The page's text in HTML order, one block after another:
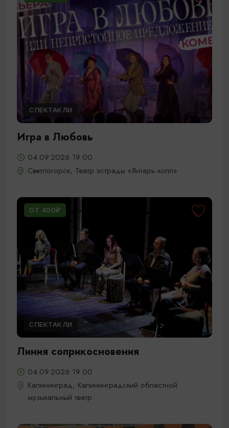
СПЕКТАКЛИ
Игра в Любовь
04.09.2026 19:00
Светлогорск, Театр эстрады «Янтарь-холл»
ОТ 400₽
СПЕКТАКЛИ
Линия соприкосновения
04.09.2026 19:00
Калининград, Калининградский областной
музыкальный театр